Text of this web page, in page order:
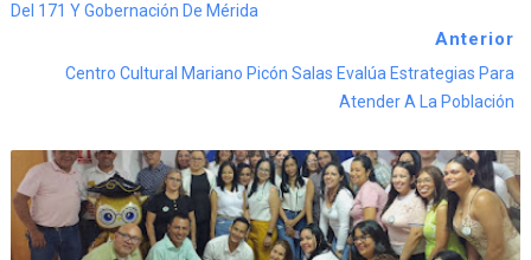
Del 171 Y Gobernación De Mérida
Anterior
Centro Cultural Mariano Picón Salas Evalúa Estrategias Para
Atender A La Población